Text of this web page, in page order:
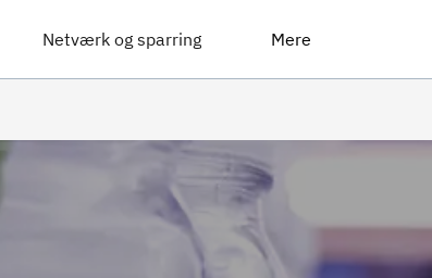
Netværk og sparring Mere